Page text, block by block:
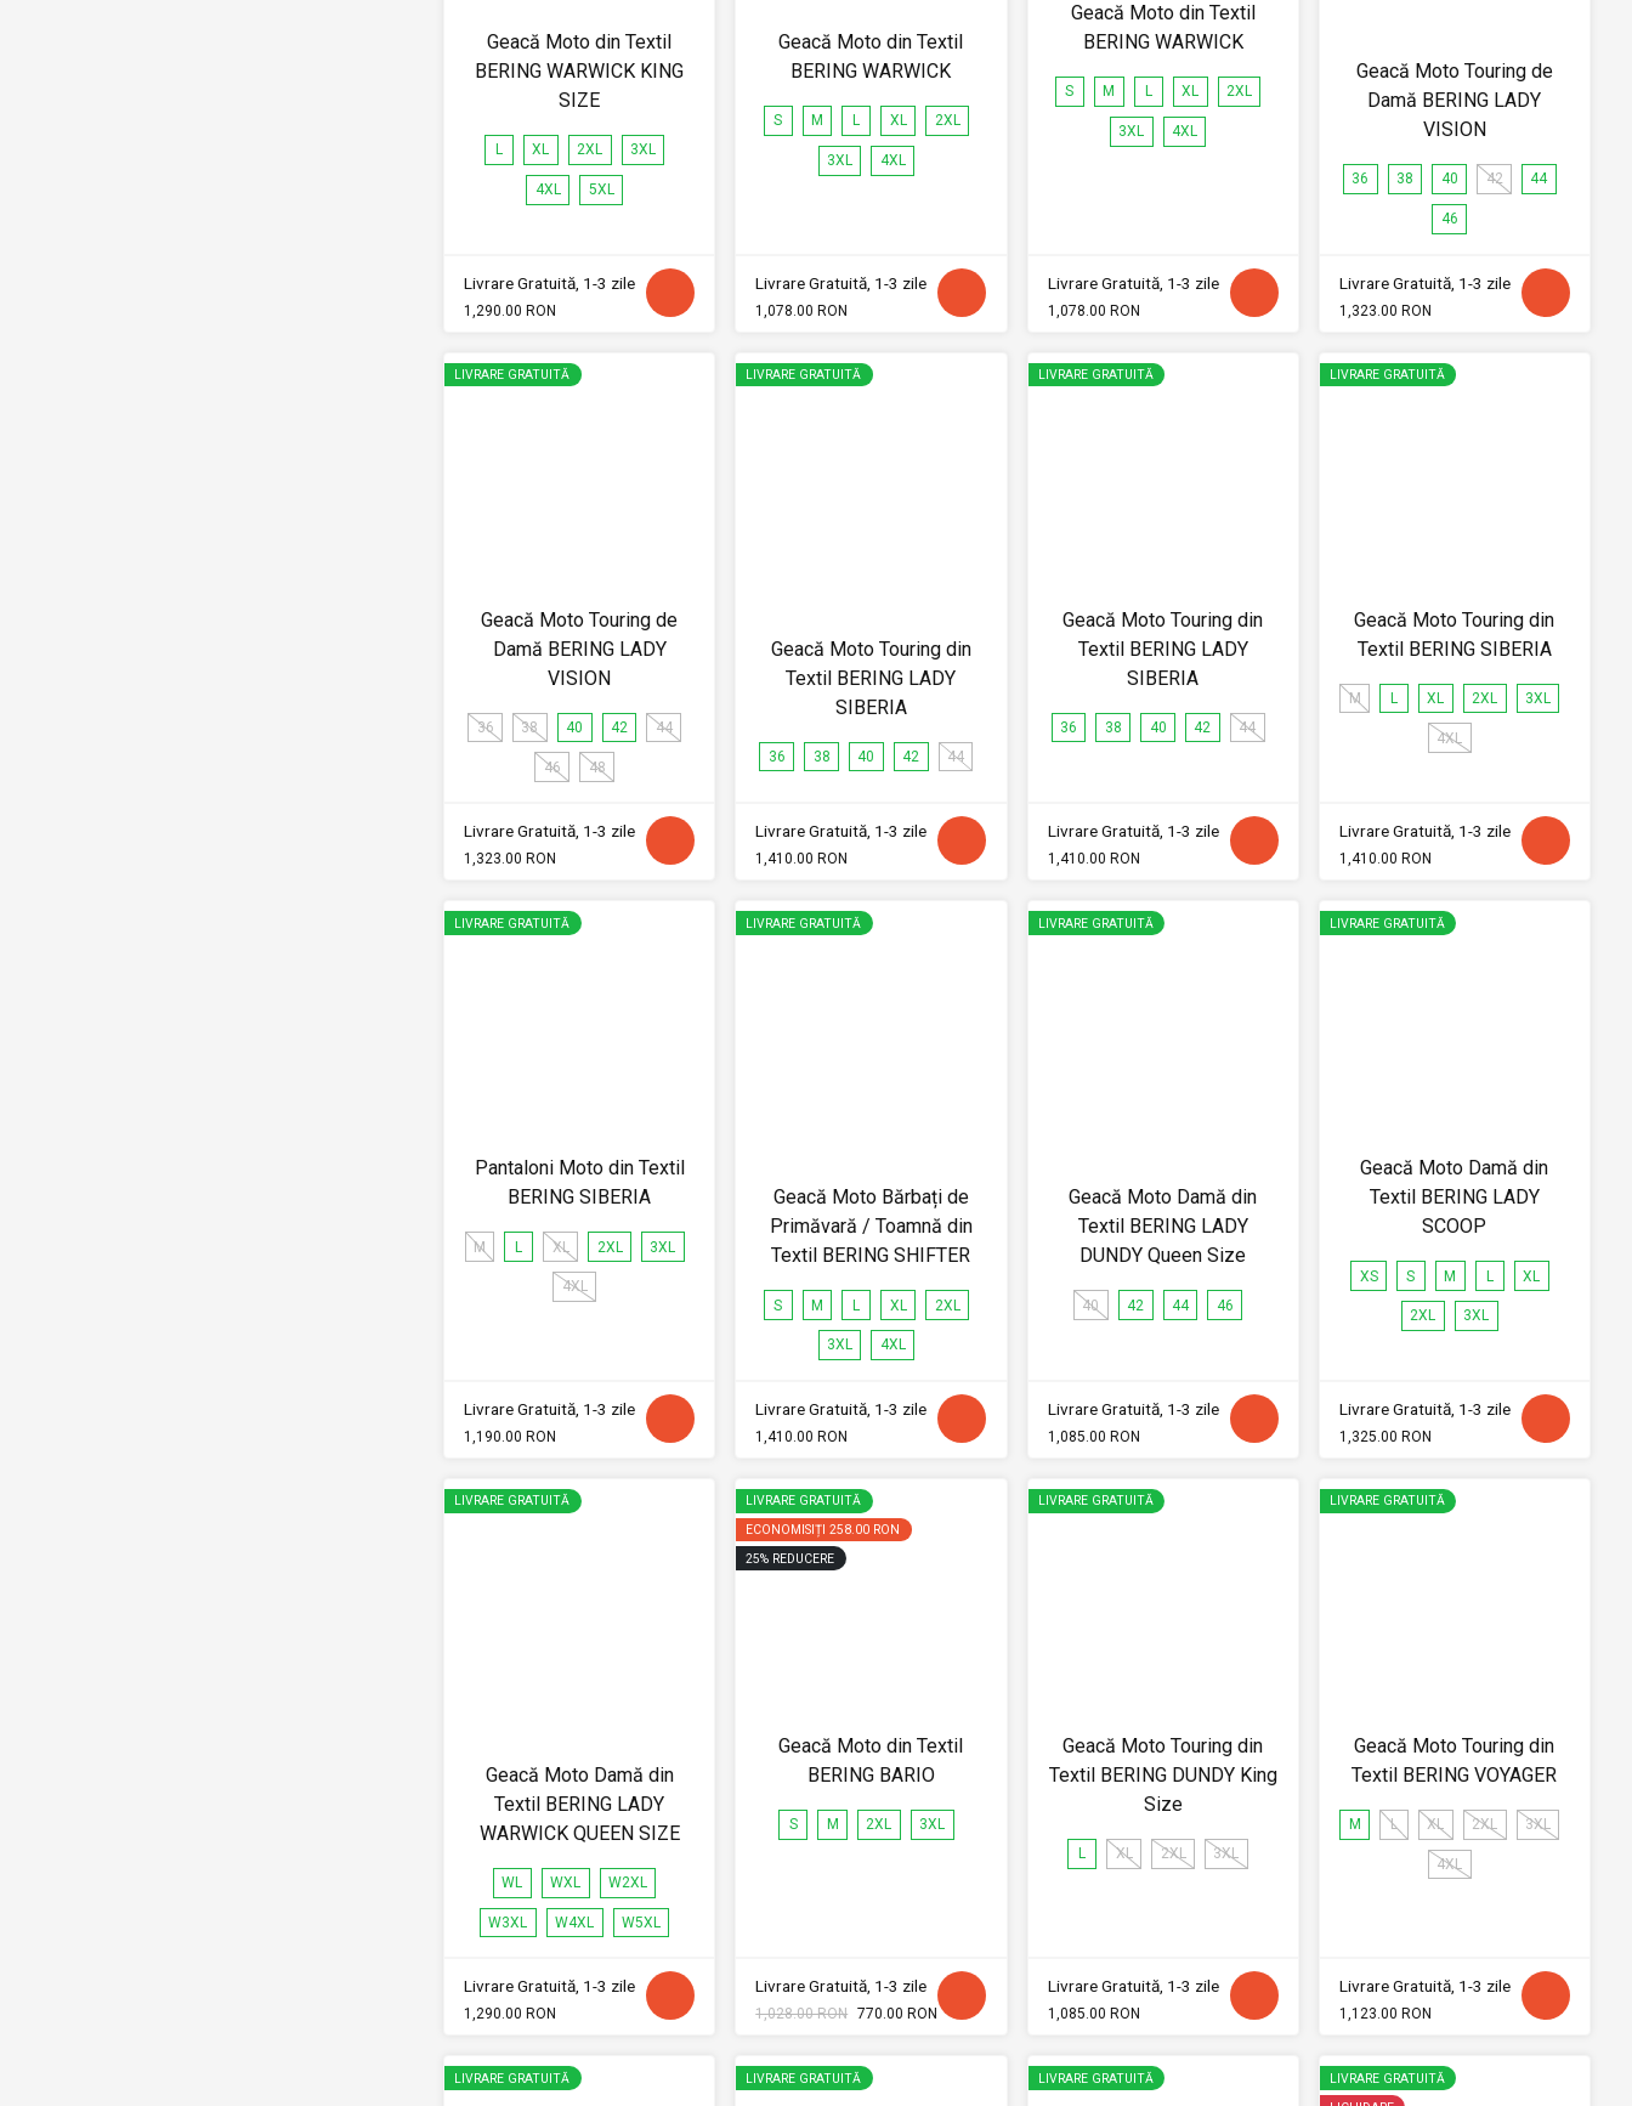
Geacă Moto din Textil
BERING WARWICK KING
SIZE
L XL 2XL 3XL
4XL 5XL
Livrare Gratuită, 1-3 zile
1,290.00 RON
Geacă Moto din Textil
BERING WARWICK
S M L XL 2XL
3XL 4XL
Livrare Gratuită, 1-3 zile
1,078.00 RON
Geacă Moto din Textil
BERING WARWICK
S M L XL 2XL
3XL 4XL
Livrare Gratuită, 1-3 zile
1,078.00 RON
Geacă Moto Touring de
Damă BERING LADY
VISION
36 38 40 42 44
46
Livrare Gratuită, 1-3 zile
1,323.00 RON
LIVRARE GRATUITĂ
Geacă Moto Touring de
Damă BERING LADY
VISION
36 38 40 42 44
46 48
Livrare Gratuită, 1-3 zile
1,323.00 RON
LIVRARE GRATUITĂ
Geacă Moto Touring din
Textil BERING LADY
SIBERIA
36 38 40 42 44
Livrare Gratuită, 1-3 zile
1,410.00 RON
LIVRARE GRATUITĂ
Geacă Moto Touring din
Textil BERING LADY
SIBERIA
36 38 40 42 44
Livrare Gratuită, 1-3 zile
1,410.00 RON
LIVRARE GRATUITĂ
Geacă Moto Touring din
Textil BERING SIBERIA
M L XL 2XL 3XL
4XL
Livrare Gratuită, 1-3 zile
1,410.00 RON
LIVRARE GRATUITĂ
Pantaloni Moto din Textil
BERING SIBERIA
M L XL 2XL 3XL
4XL
Livrare Gratuită, 1-3 zile
1,190.00 RON
LIVRARE GRATUITĂ
Geacă Moto Bărbați de
Primăvară / Toamnă din
Textil BERING SHIFTER
S M L XL 2XL
3XL 4XL
Livrare Gratuită, 1-3 zile
1,410.00 RON
LIVRARE GRATUITĂ
Geacă Moto Damă din
Textil BERING LADY
DUNDY Queen Size
40 42 44 46
Livrare Gratuită, 1-3 zile
1,085.00 RON
LIVRARE GRATUITĂ
Geacă Moto Damă din
Textil BERING LADY
SCOOP
XS S M L XL
2XL 3XL
Livrare Gratuită, 1-3 zile
1,325.00 RON
LIVRARE GRATUITĂ
Geacă Moto Damă din
Textil BERING LADY
WARWICK QUEEN SIZE
WL WXL W2XL
W3XL W4XL W5XL
Livrare Gratuită, 1-3 zile
1,290.00 RON
LIVRARE GRATUITĂ
ECONOMISIȚI 258.00 RON
25% REDUCERE
Geacă Moto din Textil
BERING BARIO
S M 2XL 3XL
Livrare Gratuită, 1-3 zile
1,028.00 RON 770.00 RON
LIVRARE GRATUITĂ
Geacă Moto Touring din
Textil BERING DUNDY King
Size
L XL 2XL 3XL
Livrare Gratuită, 1-3 zile
1,085.00 RON
LIVRARE GRATUITĂ
Geacă Moto Touring din
Textil BERING VOYAGER
M L XL 2XL 3XL
4XL
Livrare Gratuită, 1-3 zile
1,123.00 RON
LIVRARE GRATUITĂ LIVRARE GRATUITĂ LIVRARE GRATUITĂ
LIVRARE GRATUITĂ